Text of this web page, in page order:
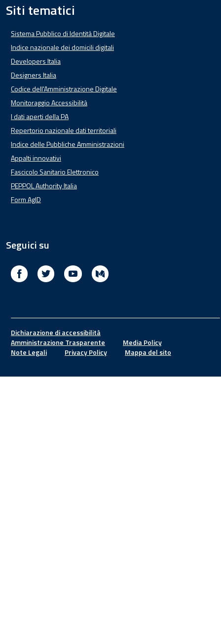
Siti tematici
Sistema Pubblico di Identità Digitale
Indice nazionale dei domicili digitali
Developers Italia
Designers Italia
Codice dell'Amministrazione Digitale
Monitoraggio Accessibilità
I dati aperti della PA
Repertorio nazionale dati territoriali
Indice delle Pubbliche Amministrazioni
Appalti innovativi
Fascicolo Sanitario Elettronico
PEPPOL Authority Italia
Form AgID
Seguici su
Facebook Twitter Youtube
Footer
Dichiarazione di accessibilità
Amministrazione Trasparente
Media Policy
Note Legali
Privacy Policy Mappa del sito